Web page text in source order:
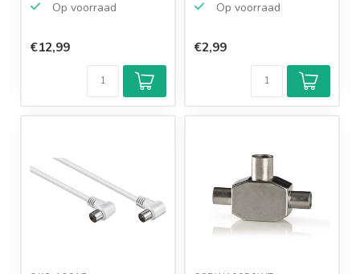
Op voorraad
€12,99
Op voorraad
€2,99